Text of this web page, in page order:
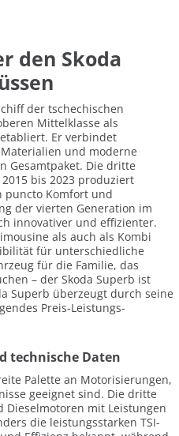
den Skoda
der tschechischen
Mittelklasse als
Er verbindet
und moderne
Gesamtpaket. Die dritte
bis 2023 produziert
puncto Komfort und
der vierten Generation im
innovativer und effizienter.
als auch als Kombi
für unterschiedliche
für die Familie, das
– der Skoda Superb ist
Superb überzeugt durch seine
Preis-Leistungs-
technische Daten
Palette an Motorisierungen,
geeignet sind. Die dritte
Dieselmotoren mit Leistungen
die leistungsstarken TSI-